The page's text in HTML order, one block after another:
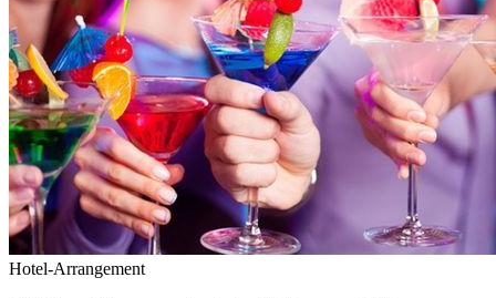
Hotel-Arrangement